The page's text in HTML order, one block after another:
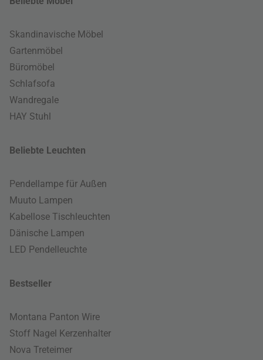
Skandinavische Möbel
Gartenmöbel
Büromöbel
Schlafsofa
Wandregale
HAY Stuhl
Beliebte Leuchten
Pendellampe für Außen
Muuto Lampen
Kabellose Tischleuchten
Dänische Lampen
LED Pendelleuchte
Bestseller
Montana Panton Wire
Stoff Nagel Kerzenhalter
Nova Treteimer